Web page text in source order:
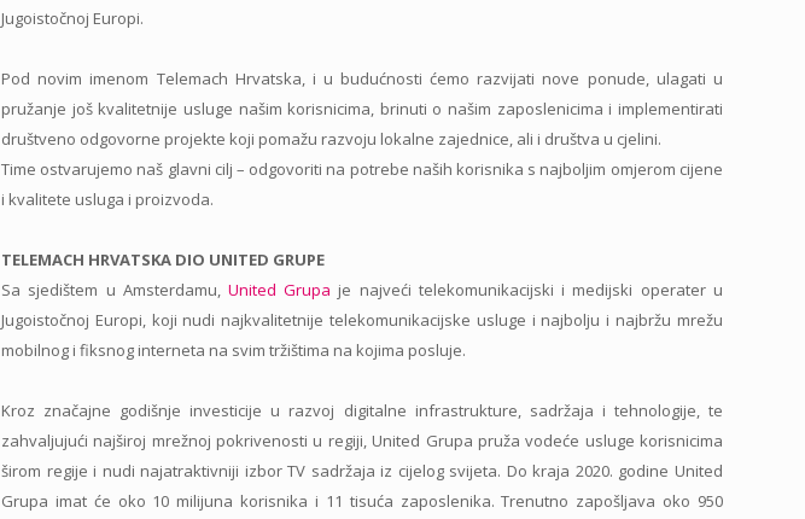
Jugoistočnoj Europi.
Pod novim imenom Telemach Hrvatska, i u budućnosti ćemo razvijati nove ponude, ulagati u
pružanje još kvalitetnije usluge našim korisnicima, brinuti o našim zaposlenicima i implementirati
društveno odgovorne projekte koji pomažu razvoju lokalne zajednice, ali i društva u cjelini.
Time ostvarujemo naš glavni cilj – odgovoriti na potrebe naših korisnika s najboljim omjerom cijene
i kvalitete usluga i proizvoda.
TELEMACH HRVATSKA DIO UNITED GRUPE
Sa sjedištem u Amsterdamu,United Grupa je najveći telekomunikacijski i medijski operater u
Jugoistočnoj Europi, koji nudi najkvalitetnije telekomunikacijske usluge i najbolju i najbržu mrežu
mobilnog i fiksnog interneta na svim tržištima na kojima posluje.
Kroz značajne godišnje investicije u razvoj digitalne infrastrukture, sadržaja i tehnologije, te
zahvaljujući najširoj mrežnoj pokrivenosti u regiji, United Grupa pruža vodeće usluge korisnicima
širom regije i nudi najatraktivniji izbor TV sadržaja iz cijelog svijeta. Do kraja 2020. godine United
Grupa imat će oko 10 milijuna korisnika i 11 tisuća zaposlenika. Trenutno zapošljava oko 950